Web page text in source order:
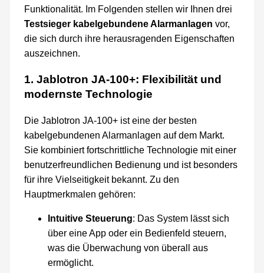
Funktionalität. Im Folgenden stellen wir Ihnen drei
Testsieger kabelgebundene Alarmanlagen vor,
die sich durch ihre herausragenden Eigenschaften
auszeichnen.
1. Jablotron JA-100+: Flexibilität und
modernste Technologie
Die Jablotron JA-100+ ist eine der besten
kabelgebundenen Alarmanlagen auf dem Markt.
Sie kombiniert fortschrittliche Technologie mit einer
benutzerfreundlichen Bedienung und ist besonders
für ihre Vielseitigkeit bekannt. Zu den
Hauptmerkmalen gehören:
Intuitive Steuerung: Das System lässt sich
über eine App oder ein Bedienfeld steuern,
was die Überwachung von überall aus
ermöglicht.